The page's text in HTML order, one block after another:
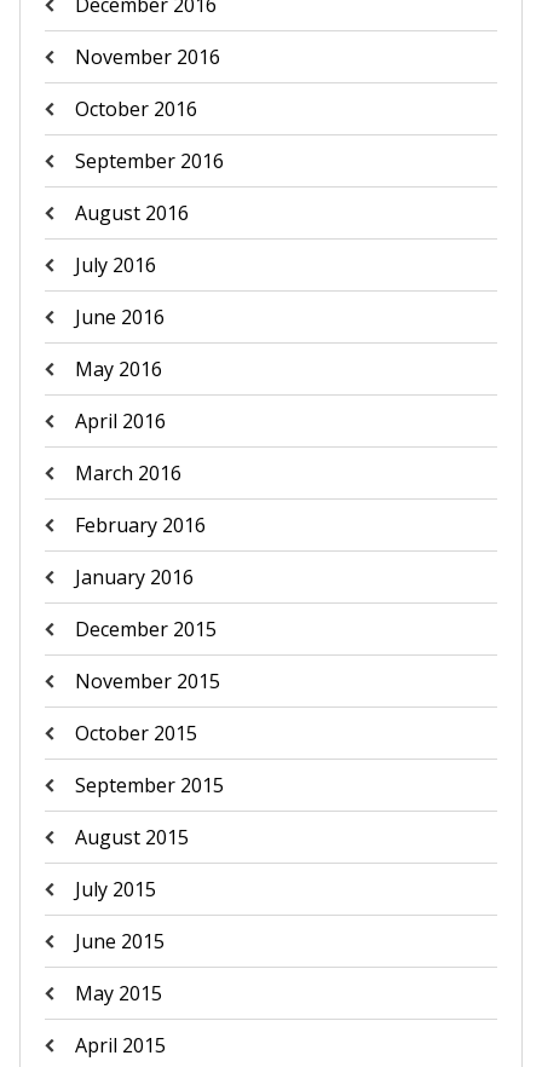
November 2016
October 2016
September 2016
August 2016
July 2016
June 2016
May 2016
April 2016
March 2016
February 2016
January 2016
December 2015
November 2015
October 2015
September 2015
August 2015
July 2015
June 2015
May 2015
April 2015